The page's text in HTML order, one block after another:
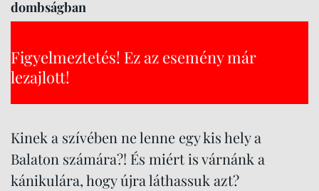
dombságban
Figyelmeztetés! Ez az esemény már
lezajlott!
Kinek a szívében ne lenne egy kis hely a
Balaton számára?! És miért is várnánk a
kánikulára, hogy újra láthassuk azt?